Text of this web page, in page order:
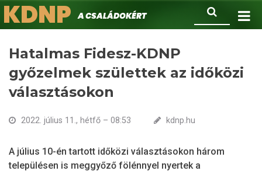
Ugrás
a
Keresés
KDNPA családokért.
Hatalmas Fidesz-KDNP
győzelmek születtek az időközi
választásokon
2022. július 11., hétfő – 08:53 kdnp.hu
A július 10-én tartott időközi választásokon három
településen is meggyőző fölénnyel nyertek a